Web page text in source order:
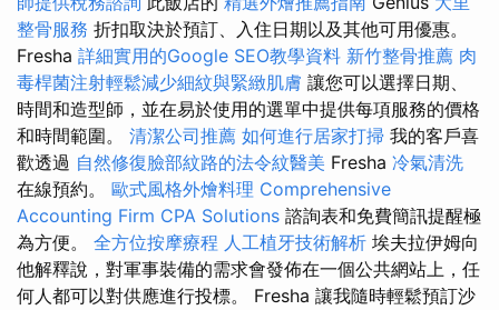
整骨服務 折扣取決於預訂、入住日期以及其他可用優惠。
Fresha 詳細實用的Google SEO教學資料 新竹整骨推薦 肉
毒桿菌注射輕鬆減少細紋與緊緻肌膚 讓您可以選擇日期、
時間和造型師，並在易於使用的選單中提供每項服務的價格
和時間範圍。 清潔公司推薦 如何進行居家打掃 我的客戶喜
歡透過 自然修復臉部紋路的法令紋醫美 Fresha 冷氣清洗
在線預約。 歐式風格外燴料理 Comprehensive
Accounting Firm CPA Solutions 諮詢表和免費簡訊提醒極
為方便。 全方位按摩療程 人工植牙技術解析 埃夫拉伊姆向
他解釋說，對軍事裝備的需求會發佈在一個公共網站上，任
何人都可以對供應進行投標。 Fresha 讓我隨時輕鬆預訂沙